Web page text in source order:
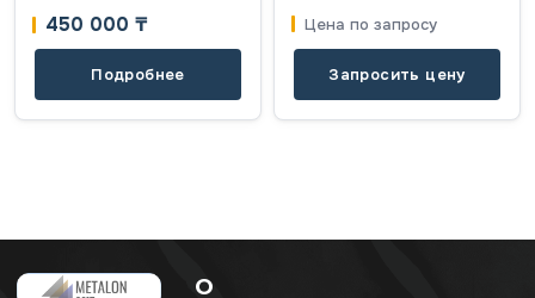
450 000 ₸
Подробнее
Цена по запросу
Запросить цену
О